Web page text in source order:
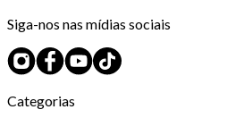
Siga-nos nas mídias sociais
Categorias